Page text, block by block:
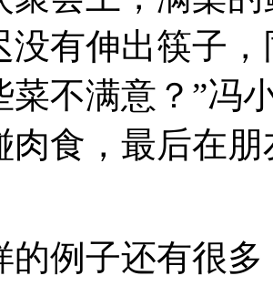
没有伸出筷子
菜不满意？”冯
肉食，最后在
子还有很多